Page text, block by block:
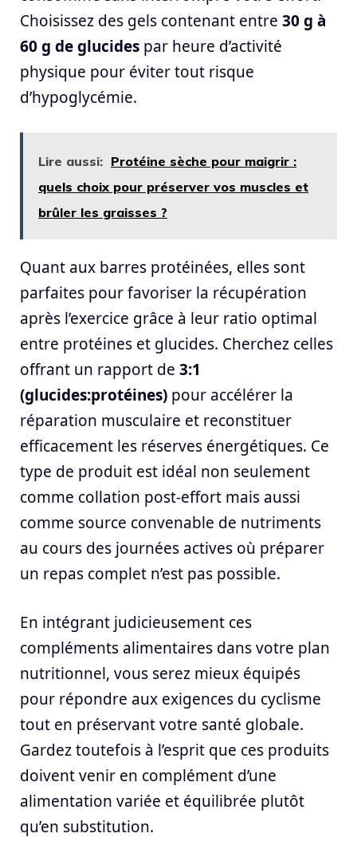
Choisissez des gels contenant entre 30 g à
60 g de glucides par heure d’activité
physique pour éviter tout risque
d’hypoglycémie.
Lire aussi: Protéine sèche pour maigrir :
quels choix pour préserver vos muscles et
brûler les graisses ?
Quant aux barres protéinées, elles sont
parfaites pour favoriser la récupération
après l’exercice grâce à leur ratio optimal
entre protéines et glucides. Cherchez celles
offrant un rapport de 3:1
(glucides:protéines) pour accélérer la
réparation musculaire et reconstituer
efficacement les réserves énergétiques. Ce
type de produit est idéal non seulement
comme collation post-effort mais aussi
comme source convenable de nutriments
au cours des journées actives où préparer
un repas complet n’est pas possible.
En intégrant judicieusement ces
compléments alimentaires dans votre plan
nutritionnel, vous serez mieux équipés
pour répondre aux exigences du cyclisme
tout en préservant votre santé globale.
Gardez toutefois à l’esprit que ces produits
doivent venir en complément d’une
alimentation variée et équilibrée plutôt
qu’en substitution.